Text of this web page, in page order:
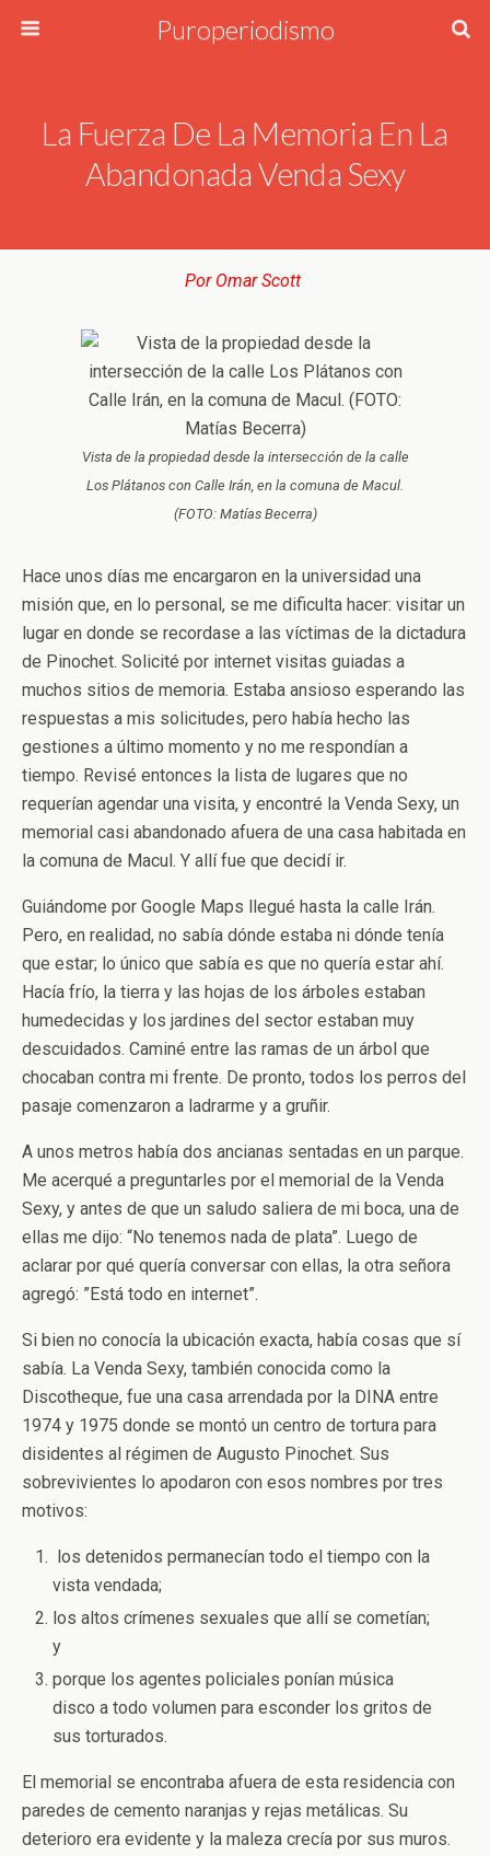
Puroperiodismo
La Fuerza De La Memoria En La
Abandonada Venda Sexy
Por Omar Scott
Vista de la propiedad desde la intersección de la calle
Los Plátanos con Calle Irán, en la comuna de Macul.
(FOTO: Matías Becerra)
Hace unos días me encargaron en la universidad una
misión que, en lo personal, se me dificulta hacer: visitar un
lugar en donde se recordase a las víctimas de la dictadura
de Pinochet. Solicité por internet visitas guiadas a
muchos sitios de memoria. Estaba ansioso esperando las
respuestas a mis solicitudes, pero había hecho las
gestiones a último momento y no me respondían a
tiempo. Revisé entonces la lista de lugares que no
requerían agendar una visita, y encontré la Venda Sexy, un
memorial casi abandonado afuera de una casa habitada en
la comuna de Macul. Y allí fue que decidí ir.
Guiándome por Google Maps llegué hasta la calle Irán.
Pero, en realidad, no sabía dónde estaba ni dónde tenía
que estar; lo único que sabía es que no quería estar ahí.
Hacía frío, la tierra y las hojas de los árboles estaban
humedecidas y los jardines del sector estaban muy
descuidados. Caminé entre las ramas de un árbol que
chocaban contra mi frente. De pronto, todos los perros del
pasaje comenzaron a ladrarme y a gruñir.
A unos metros había dos ancianas sentadas en un parque.
Me acerqué a preguntarles por el memorial de la Venda
Sexy, y antes de que un saludo saliera de mi boca, una de
ellas me dijo: “No tenemos nada de plata”. Luego de
aclarar por qué quería conversar con ellas, la otra señora
agregó: ”Está todo en internet”.
Si bien no conocía la ubicación exacta, había cosas que sí
sabía. La Venda Sexy, también conocida como la
Discotheque, fue una casa arrendada por la DINA entre
1974 y 1975 donde se montó un centro de tortura para
disidentes al régimen de Augusto Pinochet. Sus
sobrevivientes lo apodaron con esos nombres por tres
motivos:
los detenidos permanecían todo el tiempo con la
vista vendada;
los altos crímenes sexuales que allí se cometían;
y
porque los agentes policiales ponían música
disco a todo volumen para esconder los gritos de
sus torturados.
El memorial se encontraba afuera de esta residencia con
paredes de cemento naranjas y rejas metálicas. Su
deterioro era evidente y la maleza crecía por sus muros.